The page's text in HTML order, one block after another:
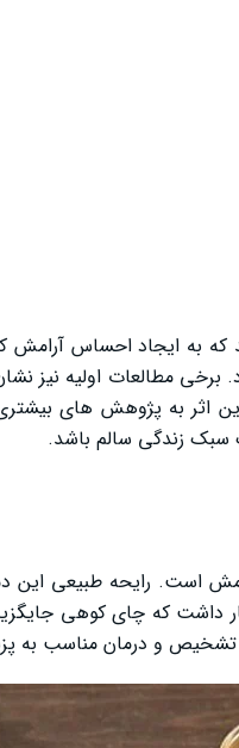
که به ایجاد احساس
مطالعات اولیه نیز
این اثر به پژوهش‌ های
سبک زندگی سالم باشد.
است. رایحه طبیعی
داشت که چای کوهی
تشخیص و درمان مناسب به